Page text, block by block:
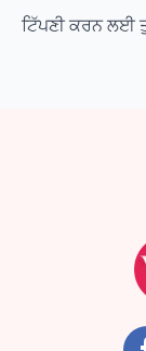
ਟਿੱਪਣੀ ਕਰਨ ਲਈ